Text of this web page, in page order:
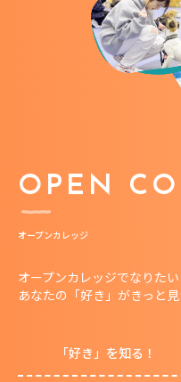
OPEN
オープンカレッジ
オープンカレッジでなりた
あなたの「好き」がきっと見
「好き」を知る！